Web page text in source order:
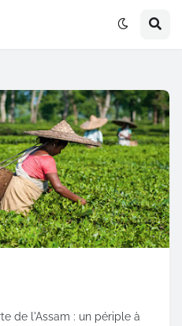
de l'Assam : un périple à